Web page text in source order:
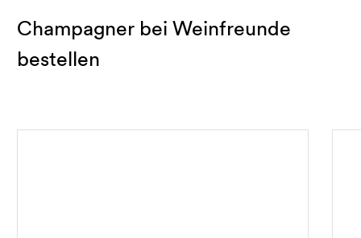
Champagner bei Weinfreunde
bestellen